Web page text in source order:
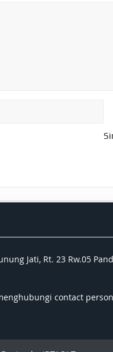
Jati, Rt. 23 Rw.05
contact